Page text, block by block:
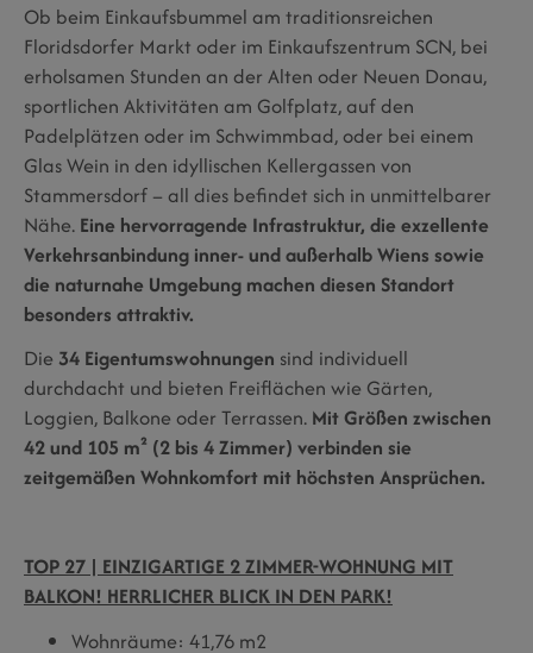
Ob beim Einkaufsbummel am traditionsreichen
Floridsdorfer Markt oder im Einkaufszentrum SCN, bei
erholsamen Stunden an der Alten oder Neuen Donau,
sportlichen Aktivitäten am Golfplatz, auf den
Padelplätzen oder im Schwimmbad, oder bei einem
Glas Wein in den idyllischen Kellergassen von
Stammersdorf – all dies befindet sich in unmittelbarer
Nähe. Eine hervorragende Infrastruktur, die exzellente
Verkehrsanbindung inner- und außerhalb Wiens sowie
die naturnahe Umgebung machen diesen Standort
besonders attraktiv.
Die 34 Eigentumswohnungen sind individuell
durchdacht und bieten Freiflächen wie Gärten,
Loggien, Balkone oder Terrassen. Mit Größen zwischen
42 und 105 m² (2 bis 4 Zimmer) verbinden sie
zeitgemäßen Wohnkomfort mit höchsten Ansprüchen.
TOP 27 | EINZIGARTIGE 2 ZIMMER-WOHNUNG MIT
BALKON! HERRLICHER BLICK IN DEN PARK!
Wohnräume: 41,76 m2